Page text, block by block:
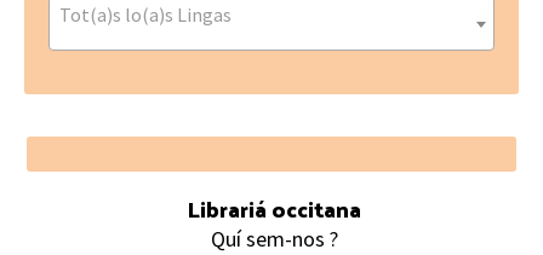
Tot(a)s lo(a)s Lingas
Footer
Librariá occitana
Quí sem-nos ?